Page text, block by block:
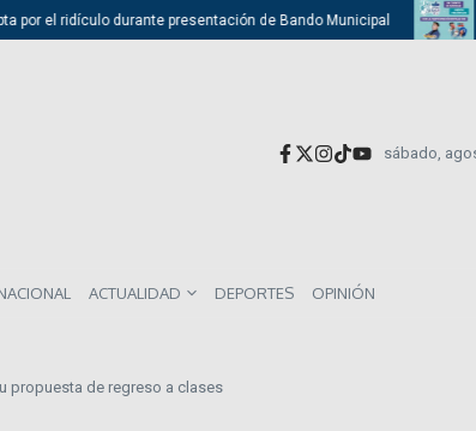
durante presentación de Bando Municipal Magia,
sábado,
ACTUALIDAD DEPORTES OPINIÓN
propuesta de regreso a clases